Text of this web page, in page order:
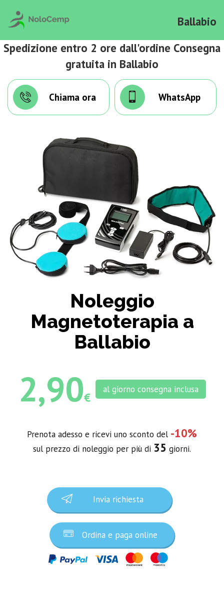
Ballabio
Spedizione entro 2 ore dall'ordine Consegna
gratuita in Ballabio
Chiama ora WhatsApp
Noleggio
Magnetoterapia a
Ballabio
2,90€
al giorno consegna inclusa
Prenota adesso e ricevi uno sconto del -10%
sul prezzo di noleggio per più di 35 giorni.
Invia richiesta
Ordina e paga online